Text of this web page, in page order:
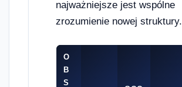
najważniejsze jest wspólne
zrozumienie nowej struktury.
O
B
S